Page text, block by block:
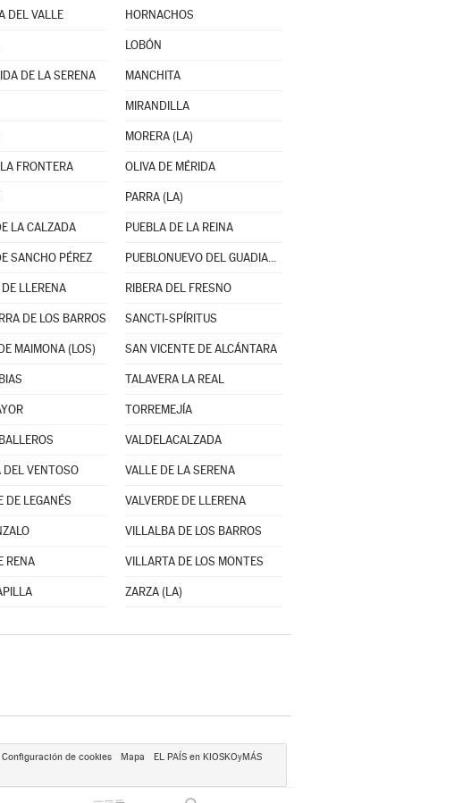
DEL VALLE HORNACHOS
LOBÓN
DE LA SERENA MANCHITA
MIRANDILLA
MORERA (LA)
FRONTERA OLIVA DE MÉRIDA
PARRA (LA)
LA CALZADA PUEBLA DE LA REINA
SANCHO PÉREZ PUEBLONUEVO DEL GUADIANA
LLERENA RIBERA DEL FRESNO
DE LOS BARROS SANCTI-SPÍRITUS
MAIMONA (LOS) SAN VICENTE DE ALCÁNTARA
TALAVERA LA REAL
TORREMEJÍA
VALDELACALZADA
DEL VENTOSO VALLE DE LA SERENA
DE LEGANÉS VALVERDE DE LLERENA
VILLALBA DE LOS BARROS
RENA VILLARTA DE LOS MONTES
ZARZA (LA)
Configuración de cookies Mapa
EL PAÍS en KIOSKOyMÁS